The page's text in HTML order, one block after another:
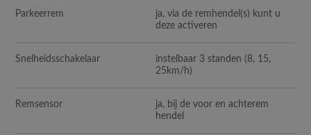
Parkeerrem
ja, via de remhendel(s) kunt u
deze activeren
Snelheidsschakelaar
instelbaar 3 standen (8, 15,
25km/h)
Remsensor
ja, bij de voor en achterem
hendel